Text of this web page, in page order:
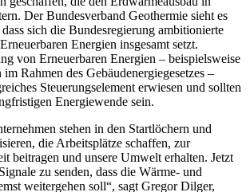
Der Bundesverband Geothermie sieht es
sich die Bundesregierung ambitionierte
Energien insgesamt setzt.
von Erneuerbaren Energien – beispielsweise
Rahmen des Gebäudenergiegesetzes –
Steuerungselement erwiesen und sollten
Energiewende sein.
stehen in den Startlöchern und
die Arbeitsplätze schaffen, zur
beitragen und unsere Umwelt erhalten. Jetzt
zu senden, dass die Wärme- und
weitergehen soll“, sagt Gregor Dilger,